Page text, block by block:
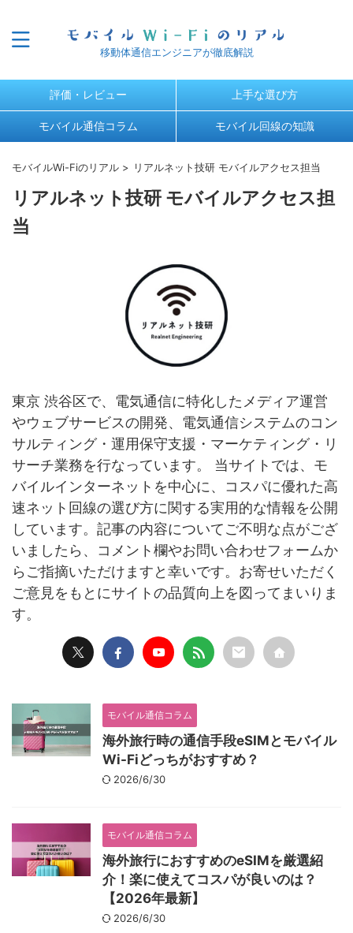
移動体通信エンジニアが徹底解説
評価・レビュー 上手な選び方
モバイル通信コラム モバイル回線の知識
モバイルWi-Fiのリアル > リアルネット技研 モバイルアクセス担当
リアルネット技研 モバイルアクセス担
当
東京 渋谷区で、電気通信に特化したメディア運営
やウェブサービスの開発、電気通信システムのコン
サルティング・運用保守支援・マーケティング・リ
サーチ業務を行なっています。 当サイトでは、モ
バイルインターネットを中心に、コスパに優れた高
速ネット回線の選び方に関する実用的な情報を公開
しています。記事の内容についてご不明な点がござ
いましたら、コメント欄やお問い合わせフォームか
らご指摘いただけますと幸いです。お寄せいただく
ご意見をもとにサイトの品質向上を図ってまいりま
す。
モバイル通信コラム
海外旅行時の通信手段eSIMとモバイル
Wi-Fiどっちがおすすめ？
2026/6/30
モバイル通信コラム
海外旅行におすすめのeSIMを厳選紹
介！楽に使えてコスパが良いのは？
【2026年最新】
2026/6/30